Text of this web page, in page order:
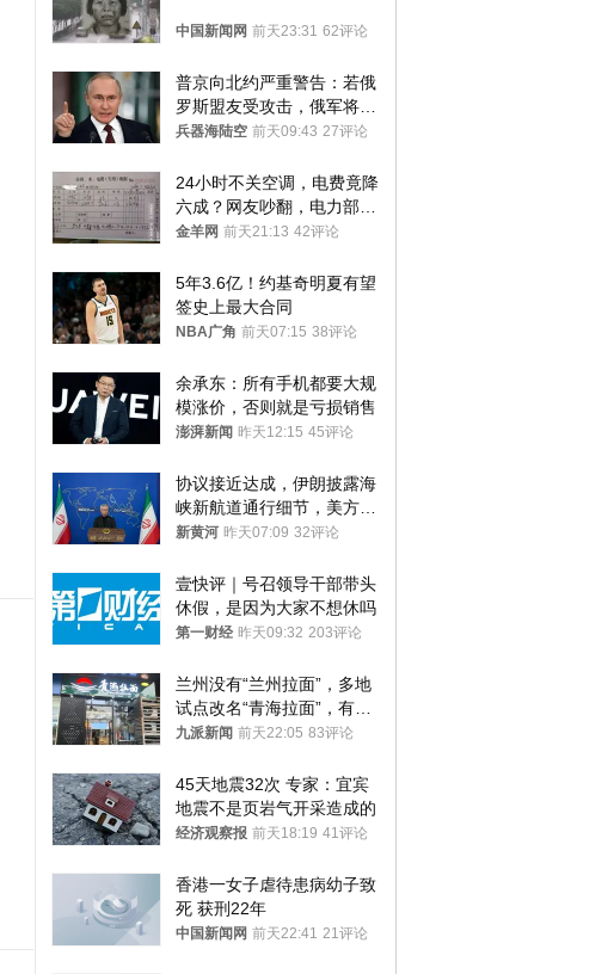
中国新闻网 前天23:31 62评论
普京向北约严重警告：若俄
罗斯盟友受攻击，俄军将动
用核武器保护
兵器海陆空 前天09:43 27评论
24小时不关空调，电费竟降
六成？网友吵翻，电力部门
回应→
金羊网 前天21:13 42评论
5年3.6亿！约基奇明夏有望
签史上最大合同
NBA广角 前天07:15 38评论
余承东：所有手机都要大规
模涨价，否则就是亏损销售
澎湃新闻 昨天12:15 45评论
协议接近达成，伊朗披露海
峡新航道通行细节，美方再
提“倒计时”
新黄河 昨天07:09 32评论
壹快评｜号召领导干部带头
休假，是因为大家不想休吗
第一财经 昨天09:32 203评论
兰州没有“兰州拉面”，多地
试点改名“青海拉面”，有商
家改名已两年
九派新闻 前天22:05 83评论
45天地震32次 专家：宜宾
地震不是页岩气开采造成的
经济观察报 前天18:19 41评论
香港一女子虐待患病幼子致
死 获刑22年
中国新闻网 前天22:41 21评论